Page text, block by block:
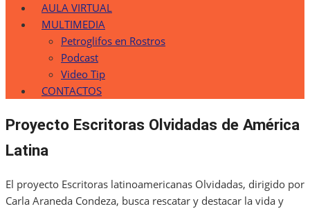
AULA VIRTUAL
MULTIMEDIA
Petroglifos en Rostros
Podcast
Video Tip
CONTACTOS
Proyecto Escritoras Olvidadas de América
Latina
El proyecto Escritoras latinoamericanas Olvidadas, dirigido por
Carla Araneda Condeza, busca rescatar y destacar la vida y